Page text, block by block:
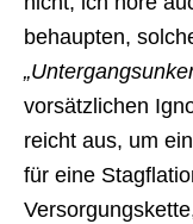
behaupten,
vorsätzlichen
reicht aus, um
für eine